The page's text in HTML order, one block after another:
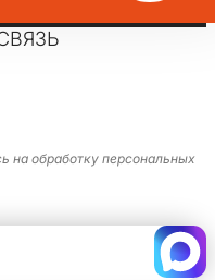
на обработку персональных